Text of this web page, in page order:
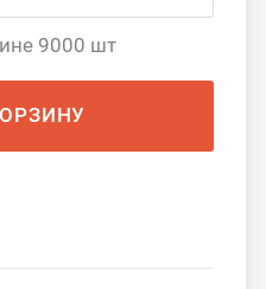
9000 шт